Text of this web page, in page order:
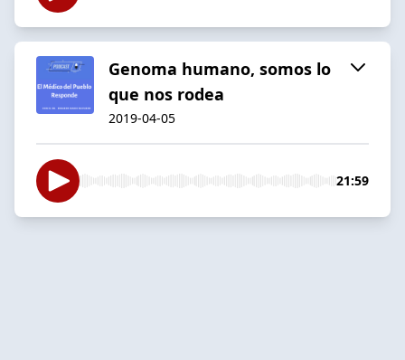
Genoma humano, somos lo
que nos rodea
2019-04-05
21:59